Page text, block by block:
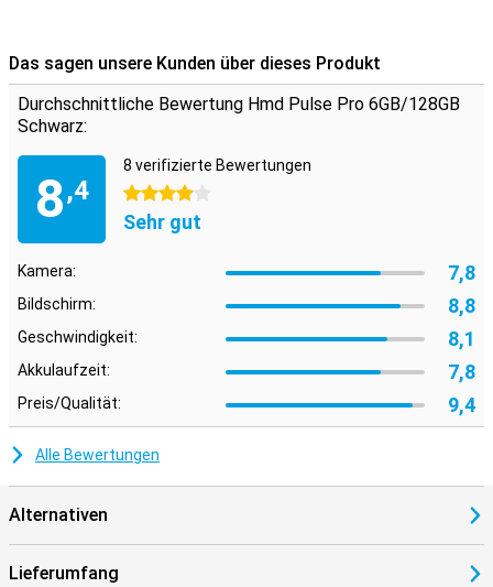
Das sagen unsere Kunden über dieses Produkt
Durchschnittliche Bewertung Hmd Pulse Pro 6GB/128GB
Schwarz:
8,4
8 verifizierte Bewertungen
4 Sterne
Sehr gut
Kamera: 7,8
Bildschirm: 8,8
Geschwindigkeit: 8,1
Akkulaufzeit: 7,8
Preis/Qualität: 9,4
Alle Bewertungen
Alternativen
Lieferumfang